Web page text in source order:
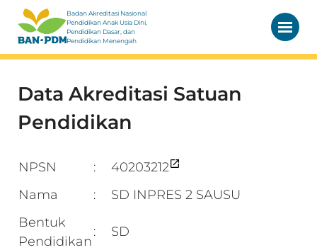
Badan Akreditasi Nasional
Pendidikan Anak Usia Dini,
Pendidikan Dasar, dan
Pendidikan Menengah
Data Akreditasi Satuan
Pendidikan
NPSN :
40203212
Nama
:
SD INPRES 2 SAUSU
Bentuk
Pendidikan
: SD